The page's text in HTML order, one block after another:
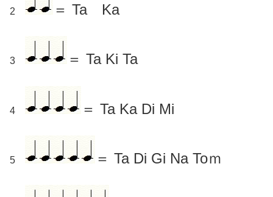
2 ＝ Ta Ka
3 ＝ Ta Ki Ta
4 ＝ Ta Ka Di Mi
5 ＝ Ta Di Gi Na Toｍ